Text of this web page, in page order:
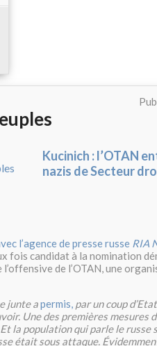
Kucinich : l’OTAN
nazis de Secteur
l’agence de presse russe RIA
fois candidat à la nomination
de l’OTAN, une
junte apermis, par un coup
Une des premières mesures
la population qui parle le russe
était sous attaque.